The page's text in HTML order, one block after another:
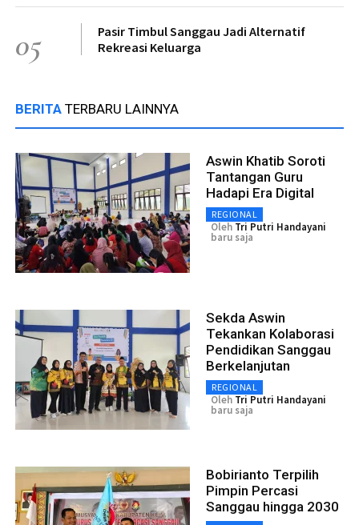
05
Pasir Timbul Sanggau Jadi Alternatif
Rekreasi Keluarga
BERITA TERBARU LAINNYA
Aswin Khatib Soroti
Tantangan Guru
Hadapi Era Digital
REGIONAL
Oleh Tri Putri Handayani
baru saja
Sekda Aswin
Tekankan Kolaborasi
Pendidikan Sanggau
Berkelanjutan
REGIONAL
Oleh Tri Putri Handayani
baru saja
Bobirianto Terpilih
Pimpin Percasi
Sanggau hingga 2030